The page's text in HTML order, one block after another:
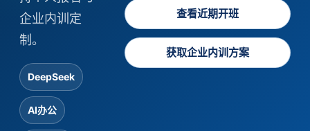
企业内训定
制。
DeepSeek
AI办公
查看近期开班
获取企业内训方案